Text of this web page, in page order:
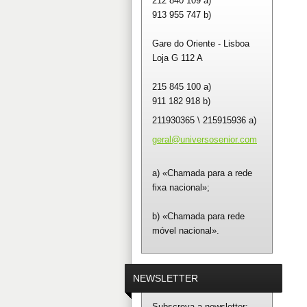
913 955 747 b)
Gare do Oriente - Lisboa
Loja G 112 A
215 845 100 a)
911 182 918 b)
211930365 \ 215915936 a)
geral@universosenior.com
a) «Chamada para a rede
fixa nacional»;
b) «Chamada para rede
móvel nacional».
NEWSLETTER